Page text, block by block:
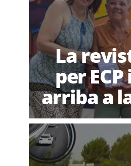
La
per
arriba a